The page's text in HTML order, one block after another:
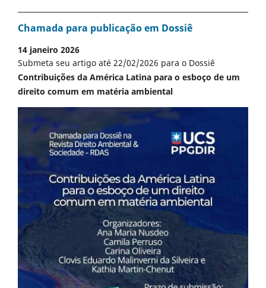
Chamada para publicação em Dossiê
14 janeiro 2026
Submeta seu artigo até 22/02/2026 para o Dossiê
Contribuições da América Latina para o esboço de um
direito comum em matéria ambiental